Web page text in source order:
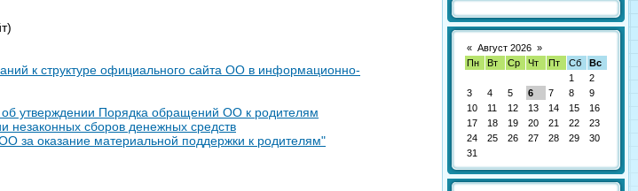
к структуре официального сайта ОО в информационно-
утверждении Порядка обращений ОО к родителям
сборов денежных средств
за оказание материальной поддержки к родителям"
« Август 2026 »
Пн
Вт Ср Чт Пт Сб
Вс
1
2
3
4 5 6 7 8
9
10
11 12 13 14 15
16
17
18 19 20 21 22
23
24
25 26 27 28 29
30
31